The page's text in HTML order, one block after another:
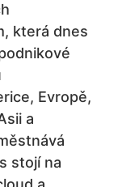
která dnes
Evropě,
a
stojí na